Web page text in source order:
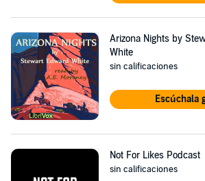
Arizona Nights by
White
sin calificaciones
Escúchala
Not For Likes Podcast
sin calificaciones